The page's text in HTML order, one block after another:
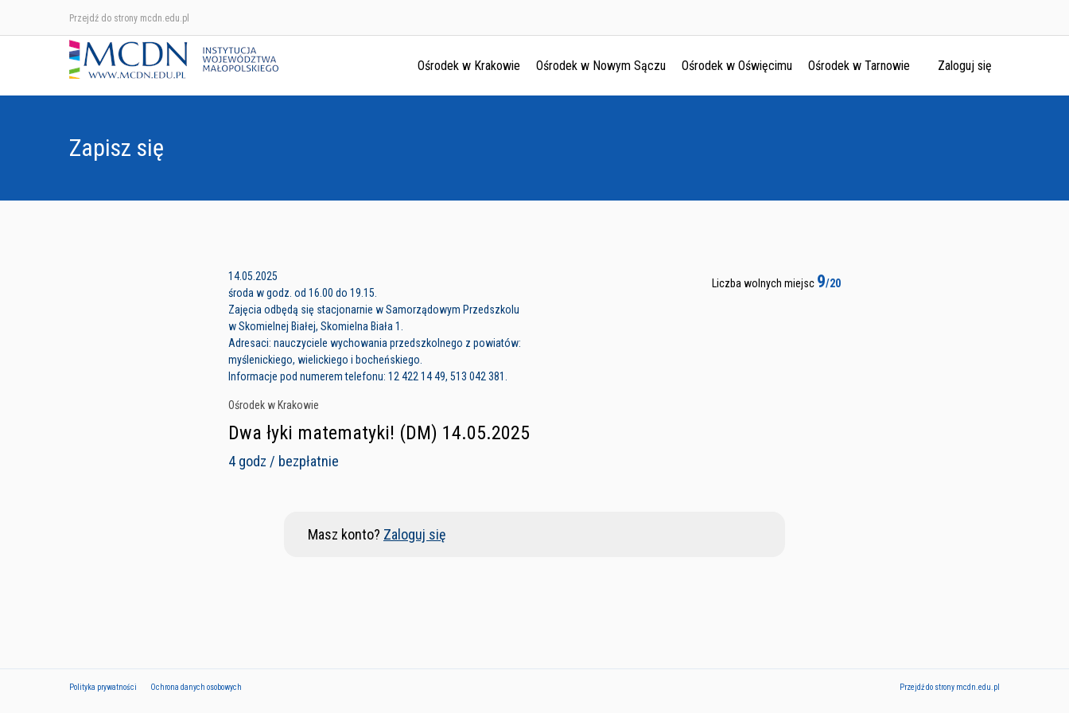
Przejdź do strony mcdn.edu.pl
Ośrodek w Krakowie Ośrodek w Nowym Sączu Ośrodek w Oświęcimu Ośrodek w Tarnowie Zaloguj się
Zapisz się
14.05.2025
środa w godz. od 16.00 do 19.15.
Zajęcia odbędą się stacjonarnie w Samorządowym Przedszkolu
w Skomielnej Białej, Skomielna Biała 1.
Adresaci: nauczyciele wychowania przedszkolnego z powiatów:
myślenickiego, wielickiego i bocheńskiego.
Informacje pod numerem telefonu: 12 422 14 49, 513 042 381.
Ośrodek w Krakowie
Liczba wolnych miejsc 9/20
Dwa łyki matematyki! (DM) 14.05.2025
4 godz / bezpłatnie
Masz konto? Zaloguj się
Polityka prywatności Ochrona danych osobowych Przejdź do strony mcdn.edu.pl
Ośrodek w Krakowie